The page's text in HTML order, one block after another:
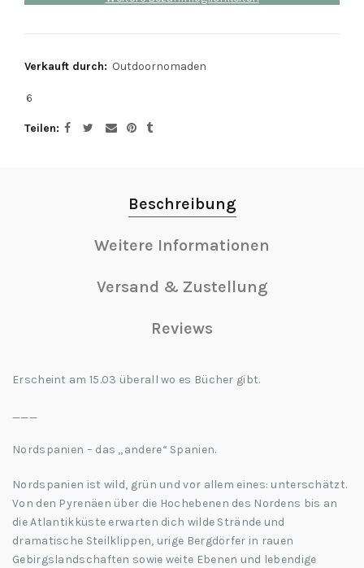
Verkauft durch: Outdoornomaden
6
Teilen
Beschreibung
Weitere Informationen
Versand & Zustellung
Reviews
Erscheint am 15.03 überall wo es Bücher gibt.
___
Nordspanien – das „andere“ Spanien.
Nordspanien ist wild, grün und vor allem eines: unterschätzt.
Von den Pyrenäen über die Hochebenen des Nordens bis an
die Atlantikküste erwarten dich wilde Strände und
dramatische Steilklippen, urige Bergdörfer in rauen
Gebirgslandschaften sowie weite Ebenen und lebendige